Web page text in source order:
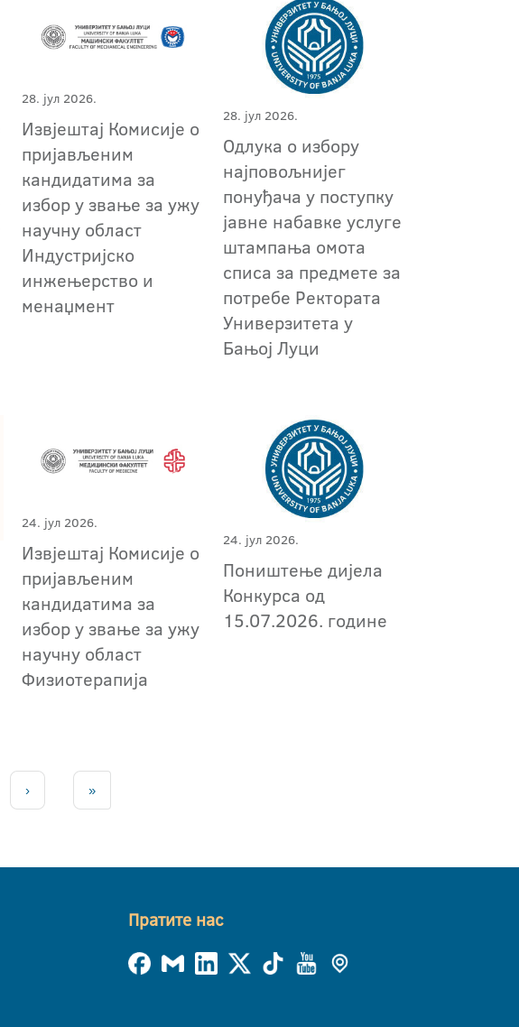
28. јул 2026.
Извјештај Комисије о
пријављеним
кандидатима за
избор у звање за ужу
научну област
Индустријско
инжењерство и
менаџмент
28. јул 2026.
Одлука о избору
најповољнијег
понуђача у поступку
јавне набавке услуге
штампања омота
списа за предмете за
потребе Ректората
Универзитета у
Бањој Луци
24. јул 2026.
Извјештај Комисије о
пријављеним
кандидатима за
избор у звање за ужу
научну област
Физиотерапија
24. јул 2026.
Поништење дијела
Конкурса од
15.07.2026. године
› »
Пратите нас